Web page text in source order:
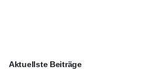
Aktuellste Beiträge